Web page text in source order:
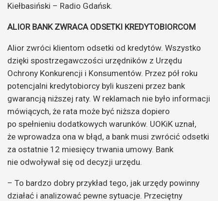
Kiełbasiński – Radio Gdańsk.
ALIOR BANK ZWRACA ODSETKI KREDYTOBIORCOM
Alior zwróci klientom odsetki od kredytów. Wszystko
dzięki spostrzegawczości urzędników z Urzędu
Ochrony Konkurencji i Konsumentów. Przez pół roku
potencjalni kredytobiorcy byli kuszeni przez bank
gwarancją niższej raty. W reklamach nie było informacji
mówiących, że rata może być niższa dopiero
po spełnieniu dodatkowych warunków. UOKiK uznał,
że wprowadza ona w błąd, a bank musi zwrócić odsetki
za ostatnie 12 miesięcy trwania umowy. Bank
nie odwoływał się od decyzji urzędu.
– To bardzo dobry przykład tego, jak urzędy powinny
działać i analizować pewne sytuacje. Przeciętny